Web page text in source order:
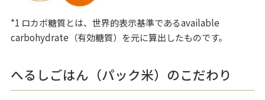
*1 ロカボ糖質とは、世界的表示基準であるavailable
carbohydrate（有効糖質）を元に算出したものです。
へるしごはん（パック米）のこだわり